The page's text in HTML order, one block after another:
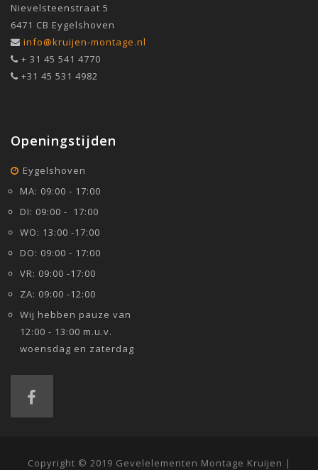
Nievelsteenstraat 5
6471 CB Eygelshoven
info@kruijen-montage.nl
+ 31 45 541 4770
+31 45 531 4982
Openingstijden
Eygelshoven
MA: 09:00 - 17:00
DI: 09:00 - 17:00
WO: 13:00 -17:00
DO: 09:00 - 17:00
VR: 09:00 -17:00
ZA: 09:00 -12:00
Wij hebben pauze van
12:00 - 13:00 m.u.v.
woensdag en zaterdag
Copyright © 2019 Gevelelementen Montage Kruijen |